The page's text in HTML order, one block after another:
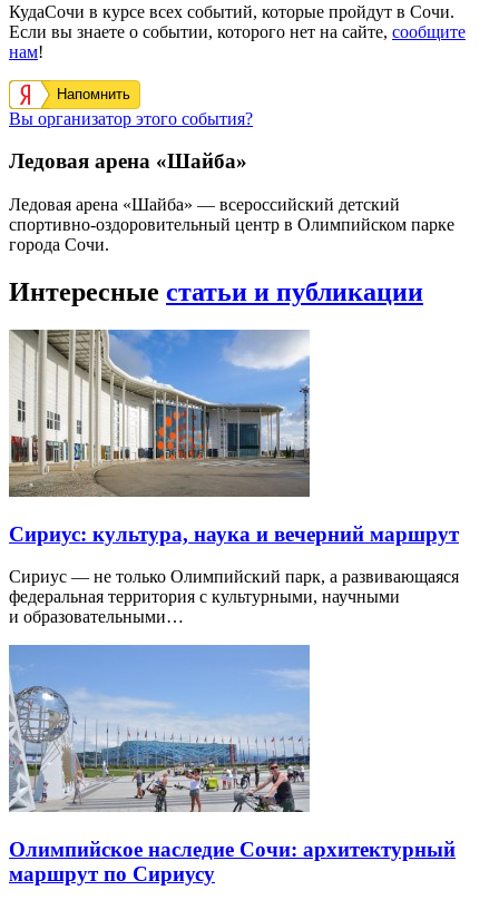
КудаСочи в курсе всех событий, которые пройдут в Сочи.
Если вы знаете о событии, которого нет на сайте, сообщите
нам!
Напомнить
Вы организатор этого события?
Ледовая арена «Шайба»
Ледовая арена «Шайба» — всероссийский детский
спортивно-оздоровительный центр в Олимпийском парке
города Сочи.
Интересные статьи и публикации
Сириус: культура, наука и вечерний маршрут
Сириус — не только Олимпийский парк, а развивающаяся
федеральная территория с культурными, научными
и образовательными…
Олимпийское наследие Сочи: архитектурный
маршрут по Сириусу